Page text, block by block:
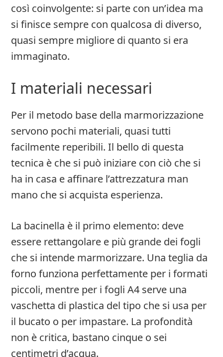
così coinvolgente: si parte con un’idea ma
si finisce sempre con qualcosa di diverso,
quasi sempre migliore di quanto si era
immaginato.
I materiali necessari
Per il metodo base della marmorizzazione
servono pochi materiali, quasi tutti
facilmente reperibili. Il bello di questa
tecnica è che si può iniziare con ciò che si
ha in casa e affinare l’attrezzatura man
mano che si acquista esperienza.
La bacinella è il primo elemento: deve
essere rettangolare e più grande dei fogli
che si intende marmorizzare. Una teglia da
forno funziona perfettamente per i formati
piccoli, mentre per i fogli A4 serve una
vaschetta di plastica del tipo che si usa per
il bucato o per impastare. La profondità
non è critica, bastano cinque o sei
centimetri d’acqua.